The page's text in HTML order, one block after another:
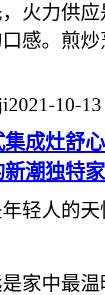
火力供
感。煎
2021-10-
成灶舒
潮独特
轻人的天
家中最